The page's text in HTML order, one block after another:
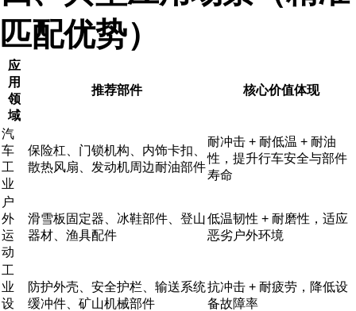
匹配优势）
应
用
领
域
推荐部件 核心价值体现
汽
车
工
业
保险杠、门锁机构、内饰卡扣、
散热风扇、发动机周边耐油部件
耐冲击 + 耐低温 + 耐油
性，提升行车安全与部件
寿命
户
外
运
动
滑雪板固定器、冰鞋部件、登山
器材、渔具配件
低温韧性 + 耐磨性，适应
恶劣户外环境
工
业
设
防护外壳、安全护栏、输送系统
缓冲件、矿山机械部件
抗冲击 + 耐疲劳，降低设
备故障率